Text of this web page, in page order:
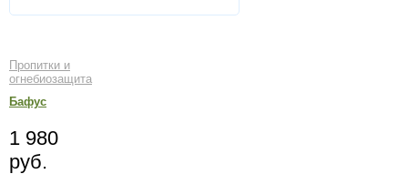
Пропитки и
огнебиозащита
Бафус
1 980
руб.